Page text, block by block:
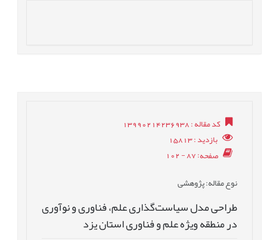
کد مقاله: 13990214236938
بازدید: 15813
صفحه: 87 - 102
نوع مقاله: پژوهشی
طراحی مدل سیاست‌گذاری علم، فناوری و نوآوری
در منطقه ویژه علم و فناوری استان یزد